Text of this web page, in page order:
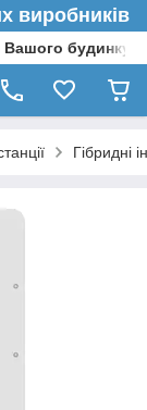
виробників
будинку»
Гібридні